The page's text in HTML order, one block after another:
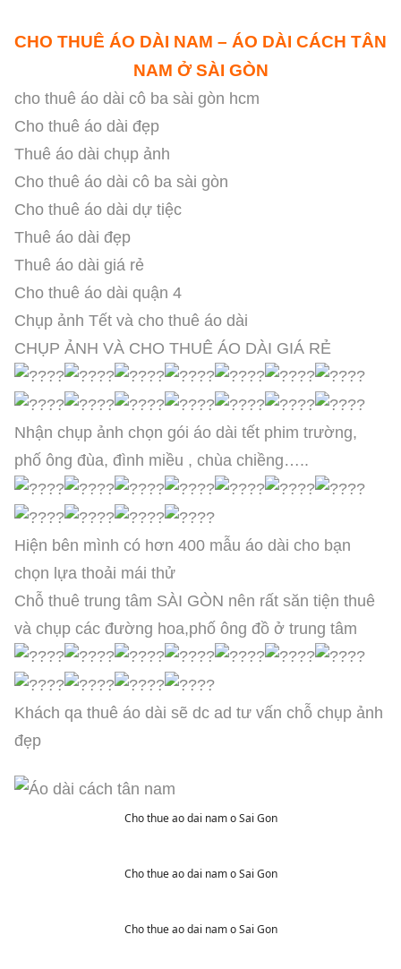
CHO THUÊ ÁO DÀI NAM – ÁO DÀI CÁCH TÂN
NAM Ở SÀI GÒN
cho thuê áo dài cô ba sài gòn hcm
Cho thuê áo dài đẹp
Thuê áo dài chụp ảnh
Cho thuê áo dài cô ba sài gòn
Cho thuê áo dài dự tiệc
Thuê áo dài đẹp
Thuê áo dài giá rẻ
Cho thuê áo dài quận 4
Chụp ảnh Tết và cho thuê áo dài
CHỤP ẢNH VÀ CHO THUÊ ÁO DÀI GIÁ RẺ
Nhận chụp ảnh chọn gói áo dài tết phim trường,
phố ông đùa, đình miều , chùa chiềng…..
Hiện bên mình có hơn 400 mẫu áo dài cho bạn
chọn lựa thoải mái thử
Chỗ thuê trung tâm SÀI GÒN nên rất săn tiện thuê
và chụp các đường hoa,phố ông đồ ở trung tâm
Khách qa thuê áo dài sẽ dc ad tư vấn chỗ chụp ảnh
đẹp
Cho thue ao dai nam o Sai Gon
Cho thue ao dai nam o Sai Gon
Cho thue ao dai nam o Sai Gon